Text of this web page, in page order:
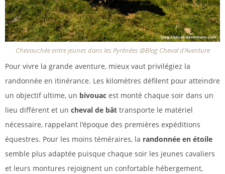
Chevauchée entre jeunes dans les Pyrénées @Blog Cheval d'Aventure
Pour vivre la grande aventure, mieux vaut privilégiez la
randonnée en itinérance. Les kilomètres défilent pour atteindre
un objectif ultime, un bivouac est monté chaque soir dans un
lieu différent et un cheval de bât transporte le matériel
nécessaire, rappelant l'époque des premières expéditions
équestres. Pour les moins téméraires, la randonnée en étoile
semble plus adaptée puisque chaque soir les jeunes cavaliers
et leurs montures rejoignent un confortable hébergement,